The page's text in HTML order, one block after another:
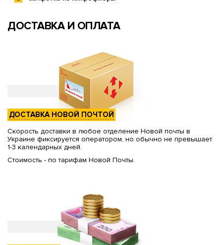
ДОСТАВКА И ОПЛАТА
ДОСТАВКА НОВОЙ ПОЧТОЙ
Скорость доставки в любое отделение Новой почты в
Украине фиксируется оператором, но обычно не превышает
1-3 календарных дней.
Стоимость - по тарифам Новой Почты.